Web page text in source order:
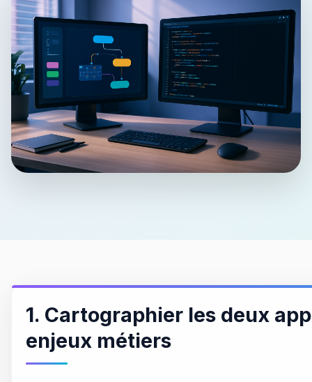
1. Cartographier les deux
enjeux métiers